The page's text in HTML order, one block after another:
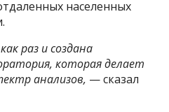
населенных
раз и создана
которая делает
анализов, — сказал